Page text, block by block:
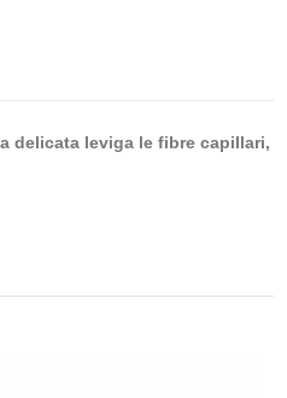
delicata leviga le fibre capillari,